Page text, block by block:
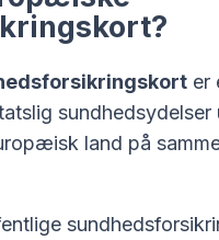
er
sundhedsydelser
land på